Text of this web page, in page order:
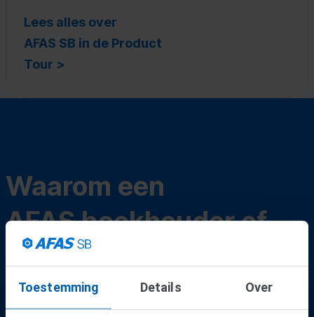
Toestemming Details Over
Lees alles over
AFAS SB in de Product
Tour >
Waarom een
AFAS boekhouder of
accountant?
Voordelen van een AFAS-